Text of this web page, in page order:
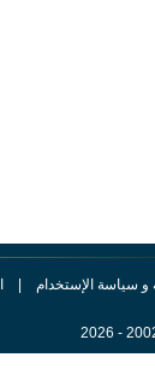
و سياسة الإستخدام